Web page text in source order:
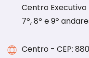
Centro Executivo
7º, 8º e 9º
Centro - CEP: